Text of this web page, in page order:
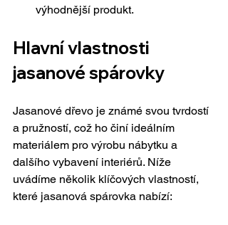
výhodnější produkt.
Hlavní vlastnosti
jasanové spárovky
Jasanové dřevo je známé svou tvrdostí
a pružností, což ho činí ideálním
materiálem pro výrobu nábytku a
dalšího vybavení interiérů. Níže
uvádíme několik klíčových vlastností,
které jasanová spárovka nabízí: